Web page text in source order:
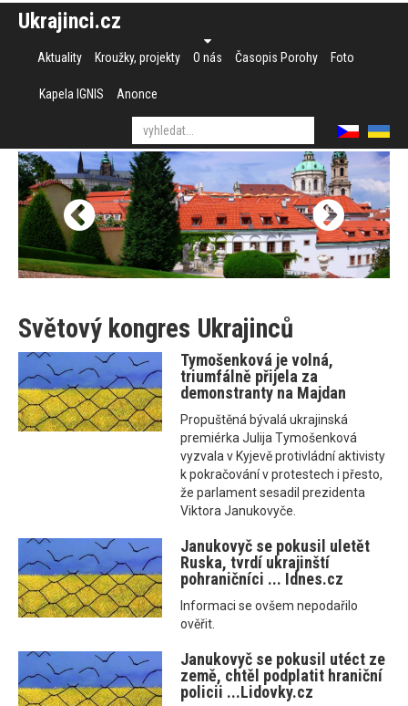
Ukrajinci.cz
Aktuality Kroužky, projekty O nás Časopis Porohy Foto
Kapela IGNIS Anonce
Světový kongres Ukrajinců
Tymošenková je volná,
triumfálně přijela za
demonstranty na Majdan
Propuštěná bývalá ukrajinská
premiérka Julija Tymošenková
vyzvala v Kyjevě protivládní aktivisty
k pokračování v protestech i přesto,
že parlament sesadil prezidenta
Viktora Janukovyče.
Janukovyč se pokusil uletět
Ruska, tvrdí ukrajinští
pohraničníci ... Idnes.cz
Informaci se ovšem nepodařilo
ověřit.
Janukovyč se pokusil utéct ze
země, chtěl podplatit hraniční
policii ...Lidovky.cz